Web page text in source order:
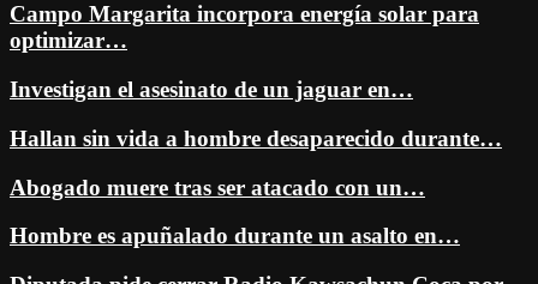
Campo Margarita incorpora energía solar para
optimizar…
Investigan el asesinato de un jaguar en…
Hallan sin vida a hombre desaparecido durante…
Abogado muere tras ser atacado con un…
Hombre es apuñalado durante un asalto en…